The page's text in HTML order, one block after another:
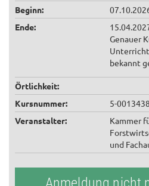
Beginn:
Ende:
Genauer
bekannt
Örtlichkeit:
Kursnummer:
5-0013438
Veranstalter:
Kammer
und